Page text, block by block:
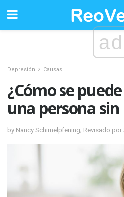
ad
Depresión Causas
¿Cómo se
una persona sin
by Nancy Schimelpfening; Revisado por